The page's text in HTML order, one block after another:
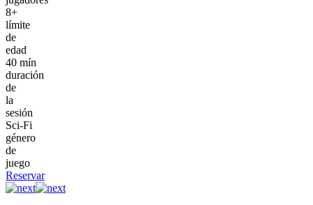
8+
límite
de
edad
40 mín
duración
de
la
sesión
Sci-Fi
género
de
juego
Reservar